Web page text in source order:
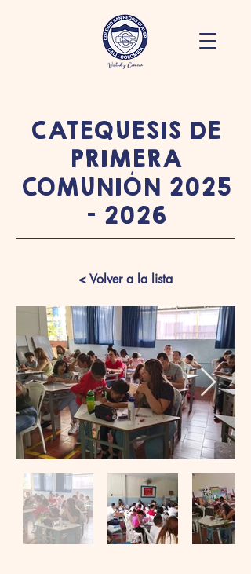
CATEQUESIS DE
PRIMERA
COMUNIÓN 2025
- 2026
< Volver a la lista